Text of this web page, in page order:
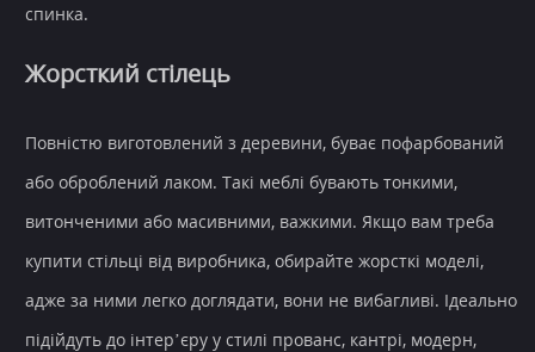
спинка.
Жорсткий стілець
Повністю виготовлений з деревини, буває пофарбований
або оброблений лаком. Такі меблі бувають тонкими,
витонченими або масивними, важкими. Якщо вам треба
купити стільці від виробника, обирайте жорсткі моделі,
адже за ними легко доглядати, вони не вибагливі. Ідеально
підійдуть до інтер’єру у стилі прованс, кантрі, модерн,